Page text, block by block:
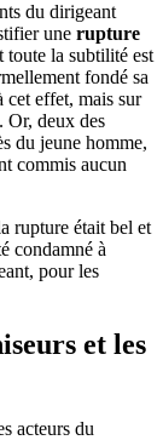
du dirigeant
une rupture
toute la subtilité est
fondé sa
cet effet, mais sur
Or, deux des
du jeune homme,
commis aucun
rupture était bel et
condamné à
pour les
et les
acteurs du